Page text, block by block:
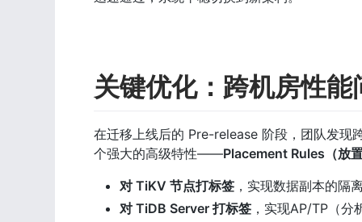
关键优化：跨机房性能
在迁移上线后的 Pre-release 阶段，团队发现
个强大的高级特性——Placement Rules（放
对 TiKV 节点打标签 ，实现数据副本的隔
对 TiDB Server 打标签 ，实现AP/TP（